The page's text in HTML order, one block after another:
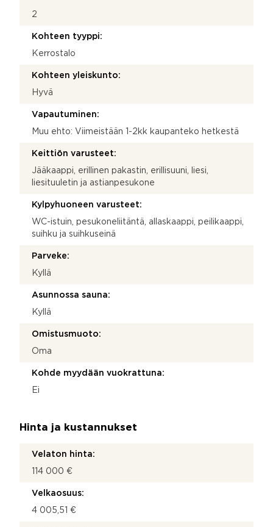
2
Kohteen tyyppi:
Kerrostalo
Kohteen yleiskunto:
Hyvä
Vapautuminen:
Muu ehto: Viimeistään 1-2kk kaupanteko hetkestä
Keittiön varusteet:
Jääkaappi, erillinen pakastin, erillisuuni, liesi,
liesituuletin ja astianpesukone
Kylpyhuoneen varusteet:
WC-istuin, pesukoneliitäntä, allaskaappi, peilikaappi,
suihku ja suihkuseinä
Parveke:
Kyllä
Asunnossa sauna:
Kyllä
Omistusmuoto:
Oma
Kohde myydään vuokrattuna:
Ei
Hinta ja kustannukset
Velaton hinta:
114 000 €
Velkaosuus:
4 005,51 €